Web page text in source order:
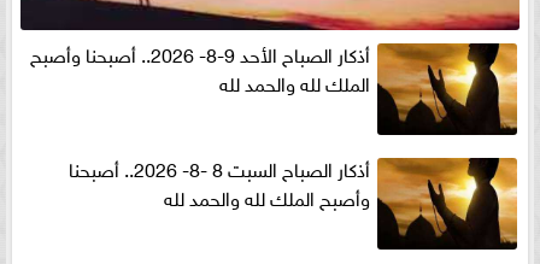
أذكار الصباح الأحد 9-8- 2026.. أصبحنا وأصبح
الملك لله والحمد لله
أذكار الصباح السبت 8 -8- 2026.. أصبحنا
وأصبح الملك لله والحمد لله